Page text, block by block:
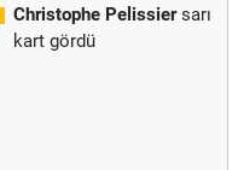
Christophe Pelissiersarı
kart gördü